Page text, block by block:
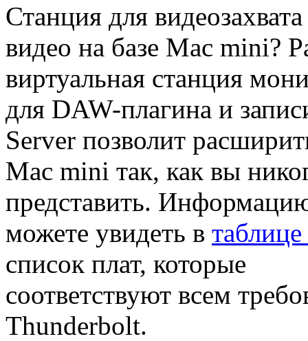
Станция для
видео на базе Mac mini?
виртуальная станция
для DAW-плагина и
Server позволит
Mac mini так, как вы
представить.
можете увидеть в
список плат, которые
соответствуют всем
Thunderbolt.